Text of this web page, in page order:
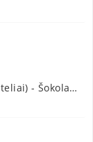
Išrūgų baltymai 450g (milteliai) - Šokoladiniai